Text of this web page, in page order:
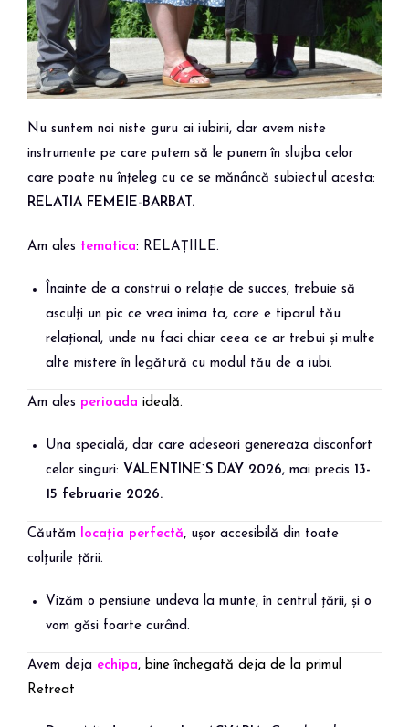
Nu suntem noi niste guru ai iubirii, dar avem niste
instrumente pe care putem să le punem în slujba celor
care poate nu înțeleg cu ce se mănâncă subiectul acesta:
RELATIA FEMEIE-BARBAT.
Am ales tematica: RELAȚIILE.
Înainte de a construi o relație de succes, trebuie să
asculți un pic ce vrea inima ta, care e tiparul tău
relațional, unde nu faci chiar ceea ce ar trebui și multe
alte mistere în legătură cu modul tău de a iubi.
Am ales perioada ideală.
Una specială, dar care adeseori genereaza disconfort
celor singuri: VALENTINE`S DAY 2026, mai precis 13-
15 februarie 2026.
Căutăm locația perfectă, ușor accesibilă din toate
colțurile țării.
Vizăm o pensiune undeva la munte, în centrul țării, și o
vom găsi foarte curând.
Avem deja echipa, bine închegată deja de la primul
Retreat